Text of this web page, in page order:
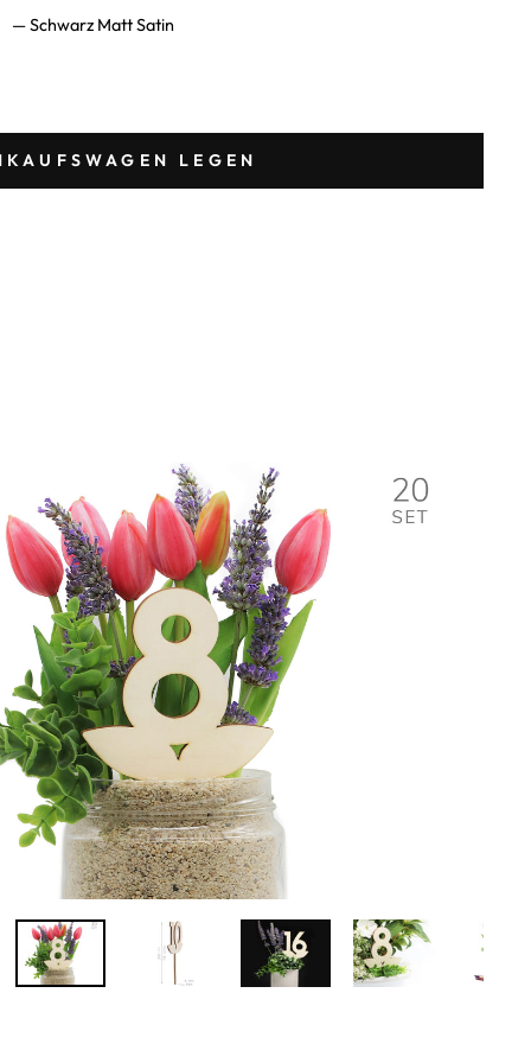
—Schwarz Matt Satin
LEGEN